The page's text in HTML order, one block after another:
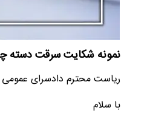
نمونه شکایت سرقت دسته
ریاست محترم دادسرای
با سلام